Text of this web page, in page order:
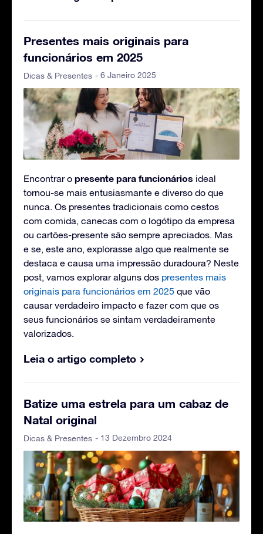
Presentes mais originais para
funcionários em 2025
Dicas & Presentes - 6 Janeiro 2025
Encontrar o presente para funcionários ideal
tornou-se mais entusiasmante e diverso do que
nunca. Os presentes tradicionais como cestos
com comida, canecas com o logótipo da empresa
ou cartões-presente são sempre apreciados. Mas
e se, este ano, explorasse algo que realmente se
destaca e causa uma impressão duradoura? Neste
post, vamos explorar alguns dos presentes mais
originais para funcionários em 2025 que vão
causar verdadeiro impacto e fazer com que os
seus funcionários se sintam verdadeiramente
valorizados.
Leia o artigo completo
Batize uma estrela para um cabaz de
Natal original
Dicas & Presentes - 13 Dezembro 2024